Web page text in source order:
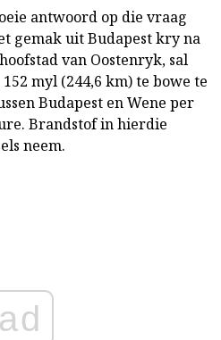
antwoord op die vraag
gemak uit Budapest kry na
van Oostenryk, sal
myl (244,6 km) te bowe te
Budapest en Wene per
Brandstof in hierdie
neem.
ad